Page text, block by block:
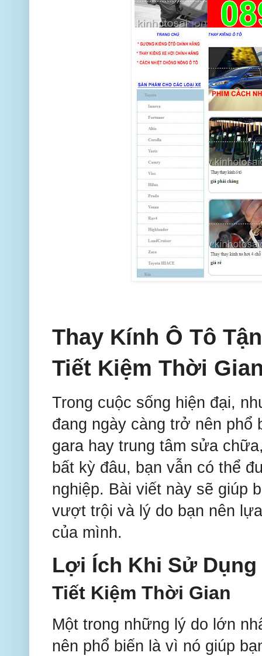
Thay Kính Ô Tô
Tiết Kiệm Thời
Trong cuộc sống hiện đại,
đang ngày càng trở nên phổ
gara hay trung tâm sửa
bất kỳ đâu, bạn vẫn có thể
nghiệp. Bài viết này sẽ giúp
vượt trội và lý do bạn nên
của mình.
Lợi Ích Khi Sử Dụng
Tiết Kiệm Thời Gian
Một trong những lý do lớn
nên phổ biến là vì nó giúp